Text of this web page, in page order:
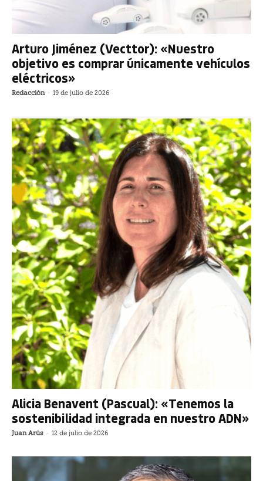
Arturo Jiménez (Vecttor): «Nuestro
objetivo es comprar únicamente vehículos
eléctricos»
Redacción - 19 de julio de 2026
Alicia Benavent (Pascual): «Tenemos la
sostenibilidad integrada en nuestro ADN»
Juan Arús - 12 de julio de 2026